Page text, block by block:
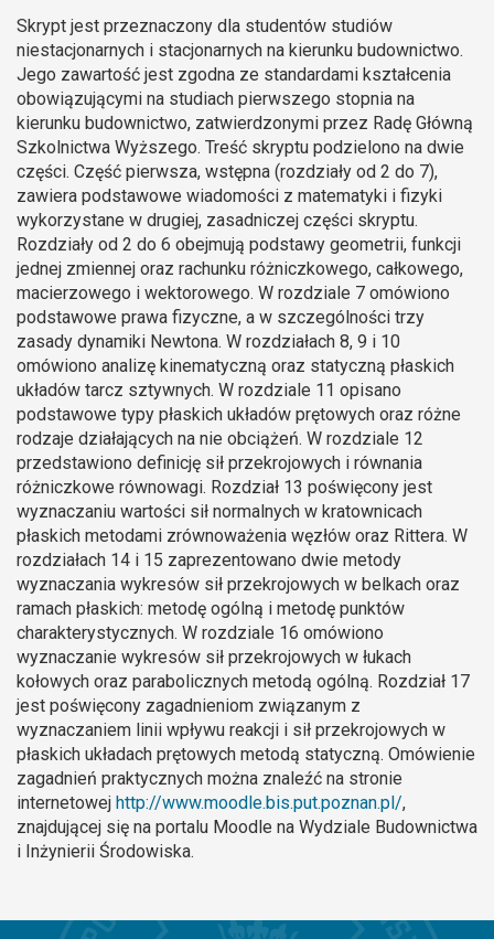
Skrypt jest przeznaczony dla studentów studiów
niestacjonarnych i stacjonarnych na kierunku budownictwo.
Jego zawartość jest zgodna ze standardami kształcenia
obowiązującymi na studiach pierwszego stopnia na
kierunku budownictwo, zatwierdzonymi przez Radę Główną
Szkolnictwa Wyższego. Treść skryptu podzielono na dwie
części. Część pierwsza, wstępna (rozdziały od 2 do 7),
zawiera podstawowe wiadomości z matematyki i fizyki
wykorzystane w drugiej, zasadniczej części skryptu.
Rozdziały od 2 do 6 obejmują podstawy geometrii, funkcji
jednej zmiennej oraz rachunku różniczkowego, całkowego,
macierzowego i wektorowego. W rozdziale 7 omówiono
podstawowe prawa fizyczne, a w szczególności trzy
zasady dynamiki Newtona. W rozdziałach 8, 9 i 10
omówiono analizę kinematyczną oraz statyczną płaskich
układów tarcz sztywnych. W rozdziale 11 opisano
podstawowe typy płaskich układów prętowych oraz różne
rodzaje działających na nie obciążeń. W rozdziale 12
przedstawiono definicję sił przekrojowych i równania
różniczkowe równowagi. Rozdział 13 poświęcony jest
wyznaczaniu wartości sił normalnych w kratownicach
płaskich metodami zrównoważenia węzłów oraz Rittera. W
rozdziałach 14 i 15 zaprezentowano dwie metody
wyznaczania wykresów sił przekrojowych w belkach oraz
ramach płaskich: metodę ogólną i metodę punktów
charakterystycznych. W rozdziale 16 omówiono
wyznaczanie wykresów sił przekrojowych w łukach
kołowych oraz parabolicznych metodą ogólną. Rozdział 17
jest poświęcony zagadnieniom związanym z
wyznaczaniem linii wpływu reakcji i sił przekrojowych w
płaskich układach prętowych metodą statyczną. Omówienie
zagadnień praktycznych można znaleźć na stronie
internetowej http://www.moodle.bis.put.poznan.pl/,
znajdującej się na portalu Moodle na Wydziale Budownictwa
i Inżynierii Środowiska.